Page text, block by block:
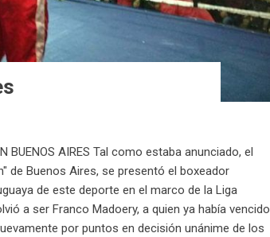
BUENOS AIRES Tal como estaba anunciado, el
de Buenos Aires, se presentó el boxeador
de este deporte en el marco de la Liga
a ser Franco Madoery, a quien ya había vencido
por puntos en decisión unánime de los